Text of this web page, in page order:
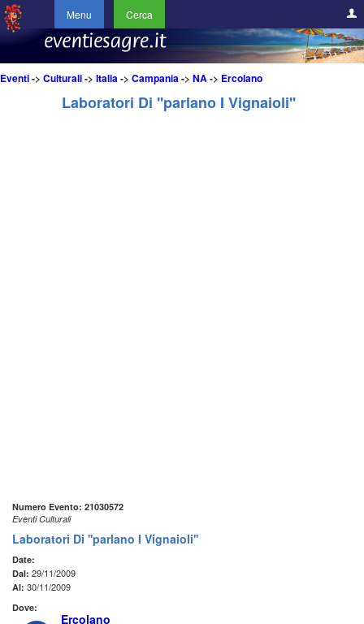
Menu Cerca
Eventi-> Culturali-> Italia-> Campania-> NA-> Ercolano
Laboratori Di ''parlano I Vignaioli''
Numero Evento: 21030572
Eventi Culturali
Laboratori Di ''parlano I Vignaioli''
Date:
Dal: 29/11/2009
Al: 30/11/2009
Dove:
Ercolano